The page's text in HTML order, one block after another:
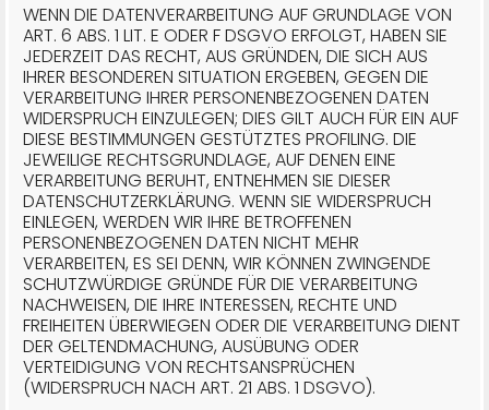
WENN DIE DATENVERARBEITUNG AUF GRUNDLAGE VON
ART. 6 ABS. 1 LIT. E ODER F DSGVO ERFOLGT, HABEN SIE
JEDERZEIT DAS RECHT, AUS GRÜNDEN, DIE SICH AUS
IHRER BESONDEREN SITUATION ERGEBEN, GEGEN DIE
VERARBEITUNG IHRER PERSONENBEZOGENEN DATEN
WIDERSPRUCH EINZULEGEN; DIES GILT AUCH FÜR EIN AUF
DIESE BESTIMMUNGEN GESTÜTZTES PROFILING. DIE
JEWEILIGE RECHTSGRUNDLAGE, AUF DENEN EINE
VERARBEITUNG BERUHT, ENTNEHMEN SIE DIESER
DATENSCHUTZERKLÄRUNG. WENN SIE WIDERSPRUCH
EINLEGEN, WERDEN WIR IHRE BETROFFENEN
PERSONENBEZOGENEN DATEN NICHT MEHR
VERARBEITEN, ES SEI DENN, WIR KÖNNEN ZWINGENDE
SCHUTZWÜRDIGE GRÜNDE FÜR DIE VERARBEITUNG
NACHWEISEN, DIE IHRE INTERESSEN, RECHTE UND
FREIHEITEN ÜBERWIEGEN ODER DIE VERARBEITUNG DIENT
DER GELTENDMACHUNG, AUSÜBUNG ODER
VERTEIDIGUNG VON RECHTSANSPRÜCHEN
(WIDERSPRUCH NACH ART. 21 ABS. 1 DSGVO).